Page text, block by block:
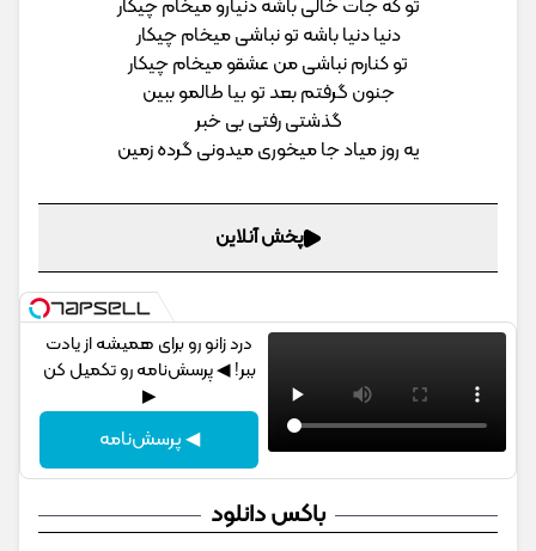
تو که جات خالی باشه دنیارو میخام چیکار
دنیا دنیا باشه تو نباشی میخام چیکار
تو کنارم نباشی من عشقو میخام چیکار
جنون گرفتم بعد تو بیا طالمو ببین
گذشتی رفتی بی خبر
یه روز میاد جا میخوری میدونی گرده زمین
پخش آنلاین
درد زانو رو برای همیشه از یادت
ببر! ◀ پرسش‌نامه رو تکمیل کن
▶
◀ پرسش‌نامه
باکس دانلود